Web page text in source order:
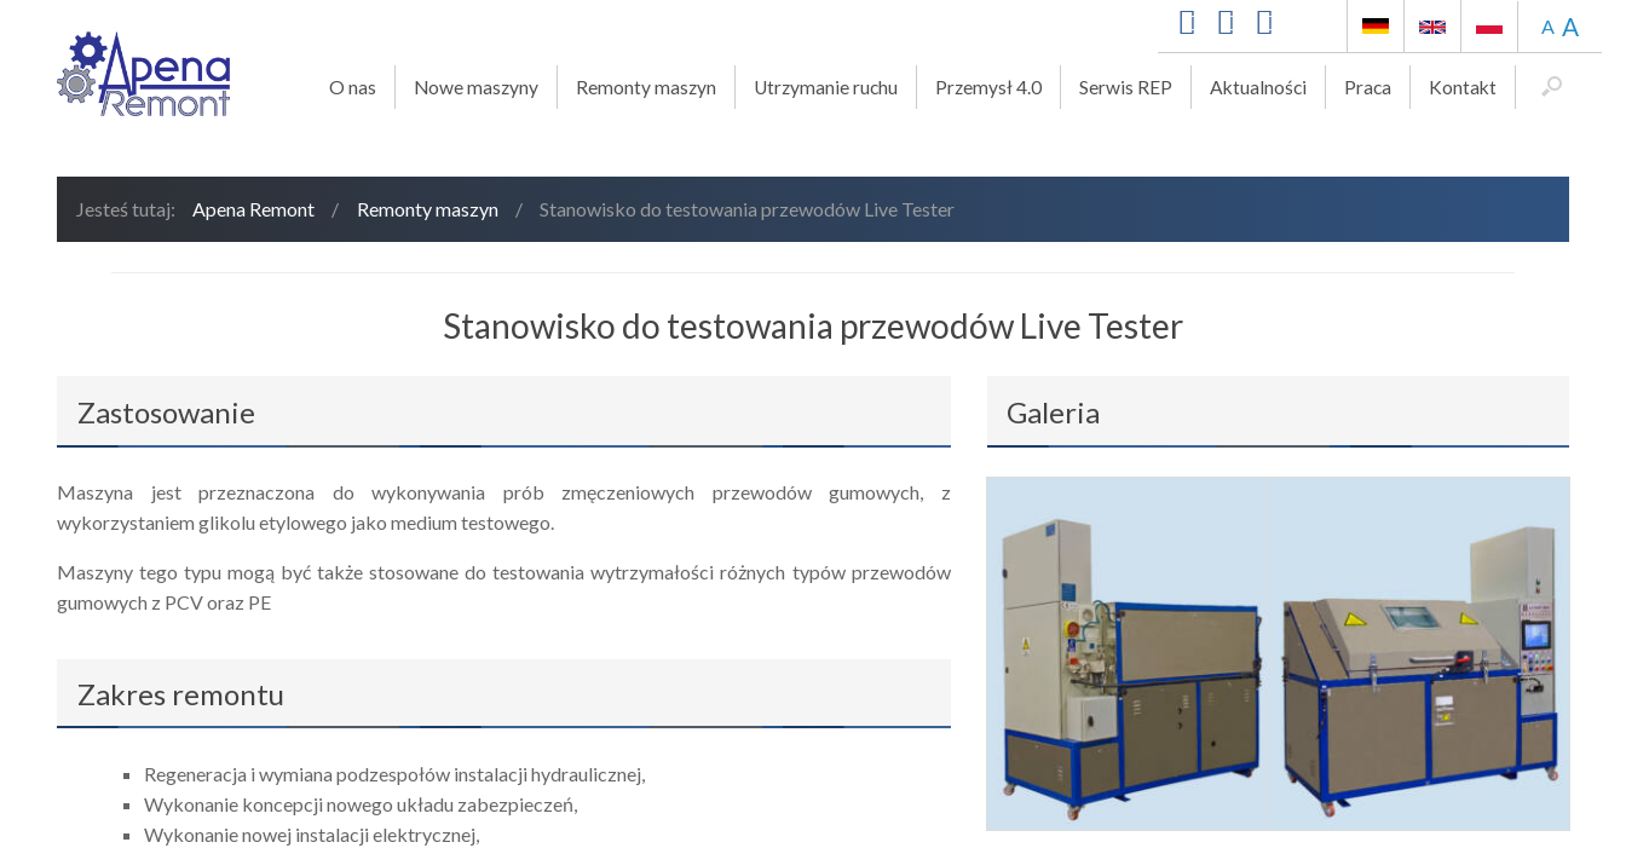
A A
O nas Nowe maszyny Remonty maszyn Utrzymanie ruchu Przemysł 4.0 Serwis REP Aktualności Praca Kontakt
Jesteś tutaj: Apena Remont / Remonty maszyn / Stanowisko do testowania przewodów Live Tester
Stanowisko do testowania przewodów Live Tester
Zastosowanie
Maszyna jest przeznaczona do wykonywania prób zmęczeniowych przewodów gumowych, z
wykorzystaniem glikolu etylowego jako medium testowego.
Maszyny tego typu mogą być także stosowane do testowania wytrzymałości różnych typów przewodów
gumowych z PCV oraz PE
Zakres remontu
Regeneracja i wymiana podzespołów instalacji hydraulicznej,
Wykonanie koncepcji nowego układu zabezpieczeń,
Wykonanie nowej instalacji elektrycznej,
Galeria